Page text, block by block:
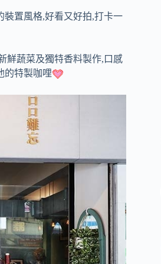
裝置風格,好看又好拍,打卡一
鮮蔬菜及獨特香料製作,口感
的特製咖哩